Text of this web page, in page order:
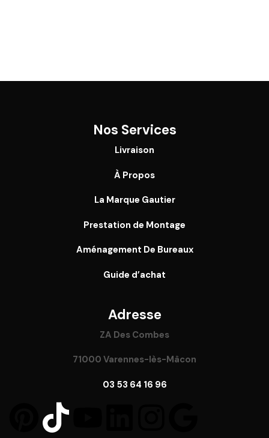
Nos Services
Livraison
À Propos
La Marque Gautier
Prestation de Montage
Aménagement De Bureaux
Guide d’achat
Adresse
ZA Des Combes
71000 Varennes-lès-Mâcon
03 53 64 16 96